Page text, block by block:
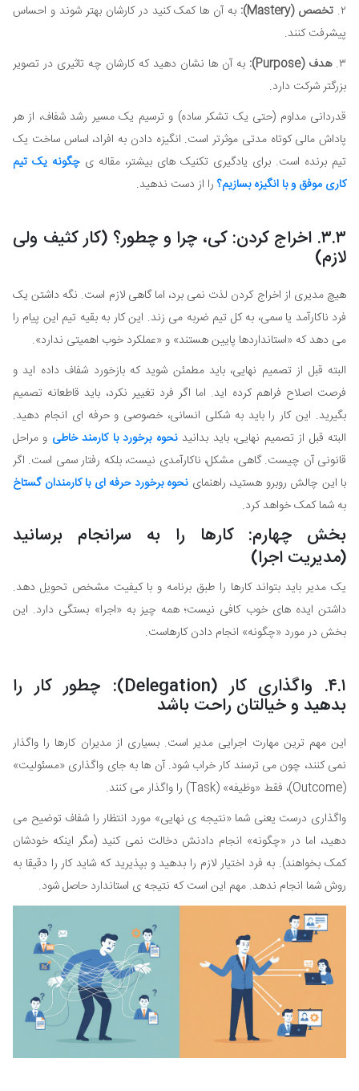
۲. تخصص (Mastery):
به آن ها کمک کنید در کارشان بهتر شوند و احساس
پیشرفت کنند.
۳. هدف (Purpose):
به آن ها نشان دهید که کارشان چه تاثیری در تصویر
بزرگتر شرکت دارد.
قدردانی مداوم (حتی یک تشکر ساده) و ترسیم یک مسیر رشد شفاف، از هر
پاداش مالی کوتاه مدتی موثرتر است. انگیزه دادن به افراد، اساس ساخت یک
تیم برنده است. برای یادگیری تکنیک های بیشتر، مقاله ی چگونه یک تیم
کاری موفق و با انگیزه بسازیم؟ را از دست ندهید.
۳.۳. اخراج کردن: کی، چرا و چطور؟ (کار کثیف ولی
لازم)
هیچ مدیری از اخراج کردن لذت نمی برد، اما گاهی لازم است. نگه داشتن یک
فرد ناکارآمد یا سمی، به کل تیم ضربه می زند. این کار به بقیه تیم این پیام را
می دهد که «استانداردها پایین هستند» و «عملکرد خوب اهمیتی ندارد».
البته قبل از تصمیم نهایی، باید مطمئن شوید که بازخورد شفاف داده اید و
فرصت اصلاح فراهم کرده اید. اما اگر فرد تغییر نکرد، باید قاطعانه تصمیم
بگیرید. این کار را باید به شکلی انسانی، خصوصی و حرفه ای انجام دهید.
البته قبل از تصمیم نهایی، باید بدانیدنحوه برخورد با کارمند خاطی و مراحل
قانونی آن چیست. گاهی مشکل، ناکارآمدی نیست، بلکه رفتار سمی است. اگر
با این چالش روبرو هستید، راهنمای نحوه برخورد حرفه ای با کارمندان گستاخ
به شما کمک خواهد کرد.
بخش چهارم: کارها را به سرانجام برسانید
(مدیریت اجرا)
یک مدیر باید بتواند کارها را طبق برنامه و با کیفیت مشخص تحویل دهد.
داشتن ایده های خوب کافی نیست؛ همه چیز به «اجرا» بستگی دارد. این
بخش در مورد «چگونه» انجام دادن کارهاست.
۴.۱. واگذاری کار (Delegation): چطور کار را
بدهید و خیالتان راحت باشد
این مهم ترین مهارت اجرایی مدیر است. بسیاری از مدیران کارها را واگذار
نمی کنند، چون می ترسند کار خراب شود. آن ها به جای واگذاری «مسئولیت»
(Outcome)، فقط «وظیفه» (Task) را واگذار می کنند.
واگذاری درست یعنی شما «نتیجه ی نهایی» مورد انتظار را شفاف توضیح می
دهید، اما در «چگونه» انجام دادنش دخالت نمی کنید (مگر اینکه خودشان
کمک بخواهند). به فرد اختیار لازم را بدهید و بپذیرید که شاید کار را دقیقا به
روش شما انجام ندهد. مهم این است که نتیجه ی استاندارد حاصل شود.